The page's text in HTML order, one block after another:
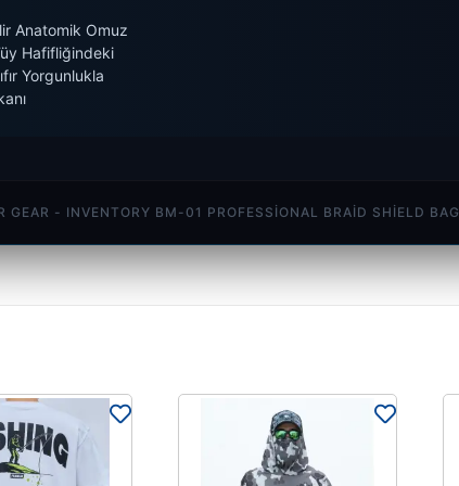
Anatomik Omuz
Hafifliğindeki
Yorgunlukla
GEAR - INVENTORY BM-01 PROFESSIONAL BRAID SHIELD BAG